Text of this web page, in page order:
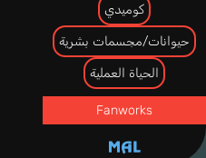
كوميدي
حيوانات/مجسمات بشرية
الحياة العملية
Fanworks